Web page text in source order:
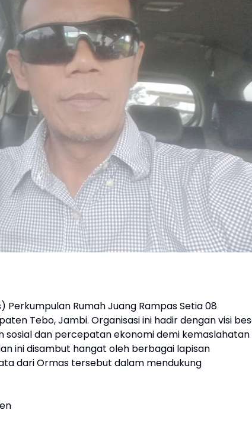
Rumah Juang Rampas Setia 08
Tebo, Jambi. Organisasi ini hadir dengan visi
dan percepatan ekonomi demi kemaslahatan
ini disambut hangat oleh berbagai lapisan
dari Ormas tersebut dalam mendukung